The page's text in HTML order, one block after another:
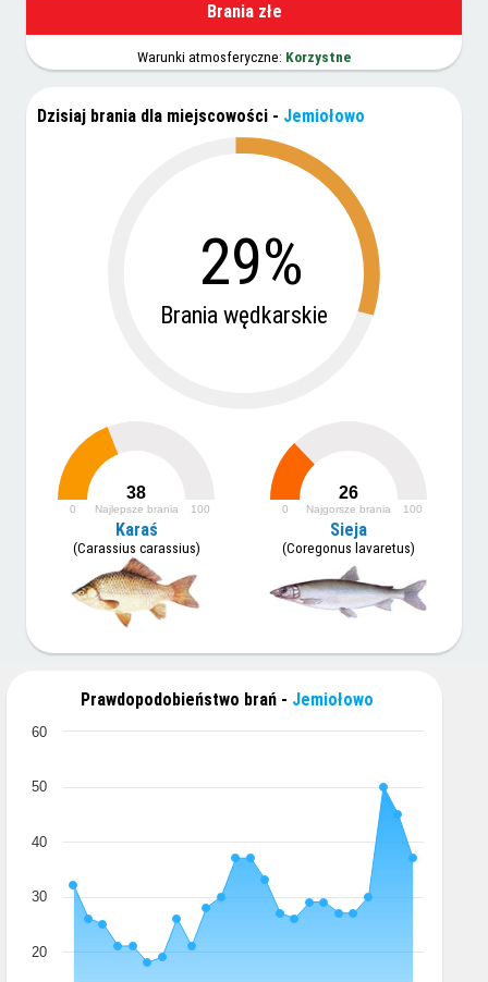
Brania złe
Warunki atmosferyczne: Korzystne
Dzisiaj brania dla miejscowości - Jemiołowo
29%
Brania wędkarskie
38
Najlepsze brania
0 100
Karaś
(Carassius carassius)
26
Najgorsze brania
0 100
Sieja
(Coregonus lavaretus)
Prawdopodobieństwo brań - Jemiołowo
20
30
40
50
60